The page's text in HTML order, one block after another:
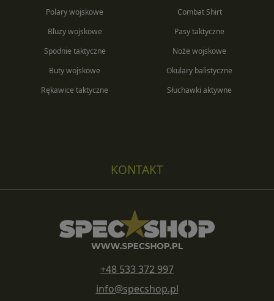
Polary wojskowe
Bluzy wojskowe
Combat Shirt
Pasy taktyczne
Spodnie taktyczne
Buty wojskowe
Rękawice taktyczne
Noże wojskowe
Okulary balistyczne
Słuchawki aktywne
KONTAKT
+48 533 372 997
info@specshop.pl